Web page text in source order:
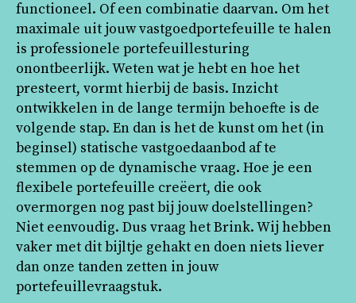
functioneel. Of een combinatie daarvan. Om het
maximale uit jouw vastgoedportefeuille te halen
is professionele portefeuillesturing
onontbeerlijk. Weten wat je hebt en hoe het
presteert, vormt hierbij de basis. Inzicht
ontwikkelen in de lange termijn behoefte is de
volgende stap. En dan is het de kunst om het (in
beginsel) statische vastgoedaanbod af te
stemmen op de dynamische vraag. Hoe je een
flexibele portefeuille creëert, die ook
overmorgen nog past bij jouw doelstellingen?
Niet eenvoudig. Dus vraag het Brink. Wij hebben
vaker met dit bijltje gehakt en doen niets liever
dan onze tanden zetten in jouw
portefeuillevraagstuk.